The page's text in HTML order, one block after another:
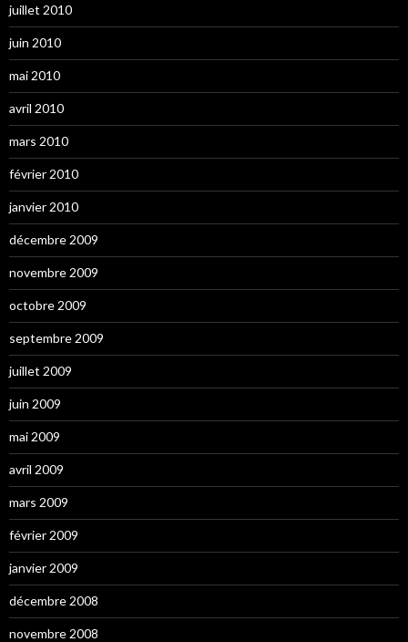
juillet 2010
juin 2010
mai 2010
avril 2010
mars 2010
février 2010
janvier 2010
décembre 2009
novembre 2009
octobre 2009
septembre 2009
juillet 2009
juin 2009
mai 2009
avril 2009
mars 2009
février 2009
janvier 2009
décembre 2008
novembre 2008